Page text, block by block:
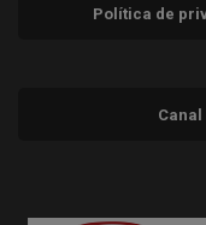
Política de